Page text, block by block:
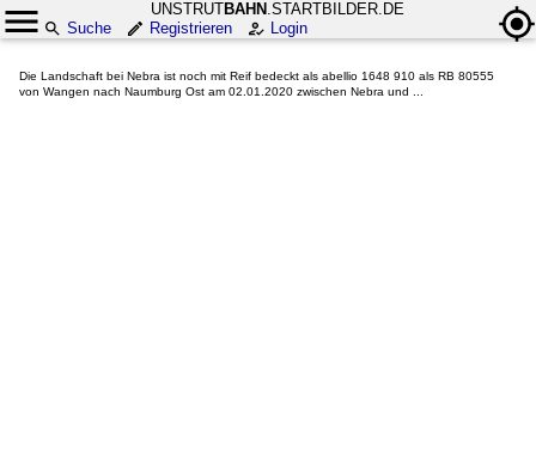
UNSTRUTBAHN .STARTBILDER.DE
Suche
Registrieren Login
Die Landschaft bei Nebra ist noch mit Reif bedeckt als abellio 1648 910 als RB 80555
von Wangen nach Naumburg Ost am 02.01.2020 zwischen Nebra und ...